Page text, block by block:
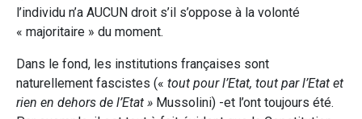
l’individu n’a AUCUN droit s’il s’oppose à la volonté
« majoritaire » du moment.
Dans le fond, les institutions françaises sont
naturellement fascistes (« tout pour l’Etat, tout par l’Etat et
rien en dehors de l’Etat » Mussolini) -et l’ont toujours été.